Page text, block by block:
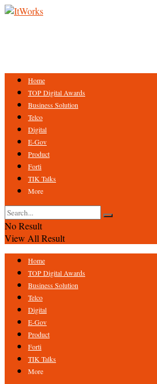
Home
TOP Digital Awards
Business Solution
Telco
Digital
E-Gov
Product
Forti
TIK Talks
More
No Result
View All Result
Home
TOP Digital Awards
Business Solution
Telco
Digital
E-Gov
Product
Forti
TIK Talks
More